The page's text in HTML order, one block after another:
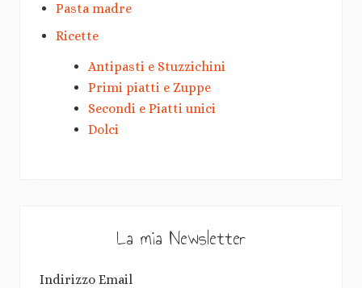
Pasta madre
Ricette
Antipasti e Stuzzichini
Primi piatti e Zuppe
Secondi e Piatti unici
Dolci
La mia Newsletter
Indirizzo Email